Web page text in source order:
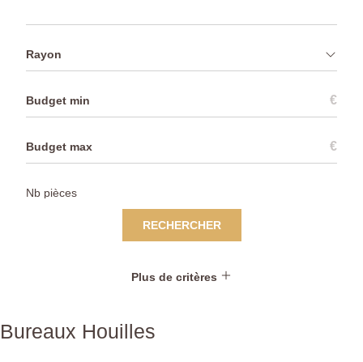
Rayon
€
€
RECHERCHER
Plus de critères
Bureaux Houilles